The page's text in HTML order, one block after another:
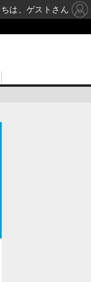
は、ゲストさん